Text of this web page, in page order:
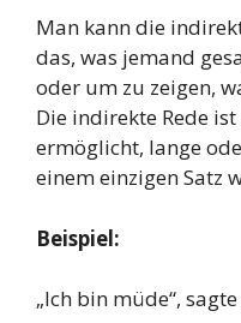
Man kann die
das, was jemand
oder um zu zeigen,
Die indirekte Rede
ermöglicht, lange
einem einzigen Satz
Beispiel:
„Ich bin müde“, sagte